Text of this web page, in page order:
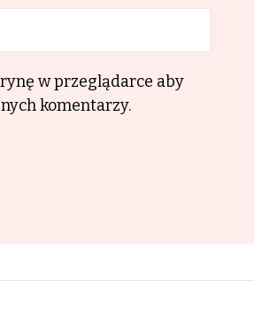
w przeglądarce aby
komentarzy.